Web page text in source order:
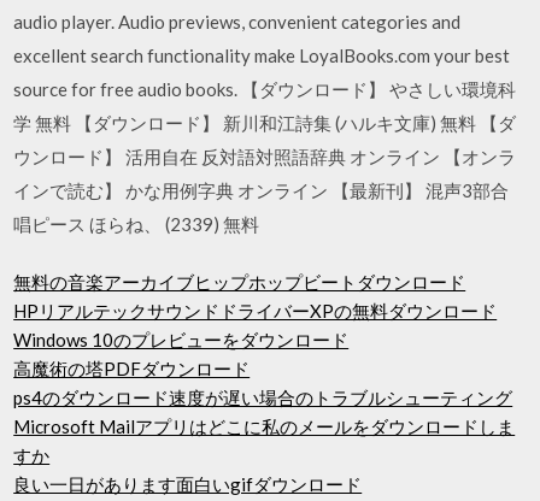
audio player. Audio previews, convenient categories and
excellent search functionality make LoyalBooks.com your best
source for free audio books. 【ダウンロード】 やさしい環境科
学 無料 【ダウンロード】 新川和江詩集 (ハルキ文庫) 無料 【ダ
ウンロード】 活用自在 反対語対照語辞典 オンライン 【オンラ
インで読む】 かな用例字典 オンライン 【最新刊】 混声3部合
唱ピース ほらね、 (2339) 無料
無料の音楽アーカイブヒップホップビートダウンロード
HPリアルテックサウンドドライバーXPの無料ダウンロード
Windows 10のプレビューをダウンロード
高魔術の塔PDFダウンロード
ps4のダウンロード速度が遅い場合のトラブルシューティング
Microsoft Mailアプリはどこに私のメールをダウンロードしま
すか
良い一日があります面白いgifダウンロード